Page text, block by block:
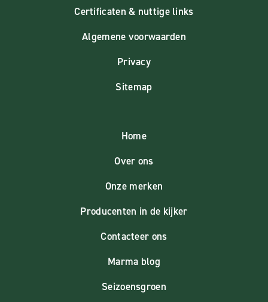
Certificaten & nuttige links
Algemene voorwaarden
Privacy
Sitemap
Home
Over ons
Onze merken
Producenten in de kijker
Contacteer ons
Marma blog
Seizoensgroen